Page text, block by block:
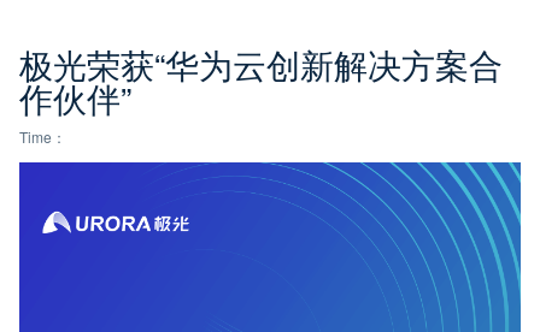
极光荣获“华为云创新解决方案合
作伙伴”
Time：